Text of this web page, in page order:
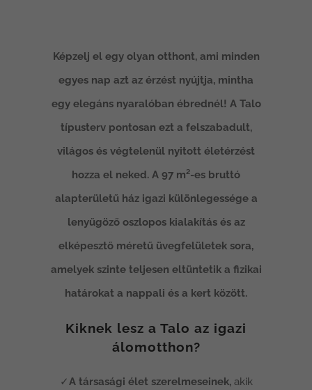
Képzelj el egy olyan otthont, ami minden
egyes nap azt az érzést nyújtja, mintha
egy elegáns nyaralóban ébrednél! A Talo
típusterv pontosan ezt a felszabadult,
világos és végtelenül nyitott életérzést
hozza el neked. A 97 m²-es bruttó
alapterületű ház igazi különlegessége a
lenyűgöző oszlopos kialakítás és az
elképesztő méretű üvegfelületek sora,
amelyek szinte teljesen eltüntetik a fizikai
határokat a nappali és a kert között.
Kiknek lesz a Talo az igazi
álomotthon?
✓A társasági élet szerelmeseinek,akik